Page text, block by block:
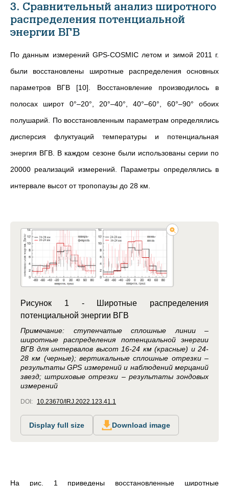
3. Сравнительный анализ широтного
распределения потенциальной
энергии ВГВ
По данным измерений GPS-COSMIC летом и зимой 2011 г.
были восстановлены широтные распределения основных
параметров ВГВ [10].
Восстановление производилось в
полосах широт 0°–20°, 20°–40°, 40°–60°, 60°–90° обоих
полушарий. По восстановленным параметрам определялись
дисперсия флуктуаций температуры и потенциальная
энергия ВГВ. В каждом сезоне были использованы серии по
20000 реализаций измерений. Параметры определялись в
интервале высот от тропопаузы до 28 км.
Рисунок 1 - Широтные распределения
потенциальной энергии ВГВ
Примечание: cтупенчатые сплошные линии –
широтные распределения потенциальной энергии
ВГВ для интервалов высот 16-24 км (красные) и 24-
28 км (черные); вертикальные сплошные отрезки –
результаты GPS измерений и наблюдений мерцаний
звезд; штриховые отрезки – результаты зондовых
измерений
DOI: 10.23670/IRJ.2022.123.41.1
Display full size Download image
На рис. 1 приведены восстановленные широтные